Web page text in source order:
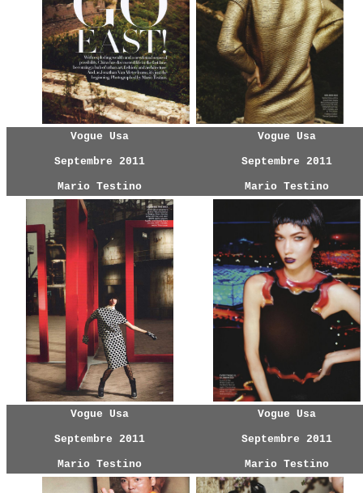
Vogue Usa
Septembre 2011
Mario Testino
Vogue Usa
Septembre 2011
Mario Testino
Vogue Usa
Septembre 2011
Mario Testino
Vogue Usa
Septembre 2011
Mario Testino